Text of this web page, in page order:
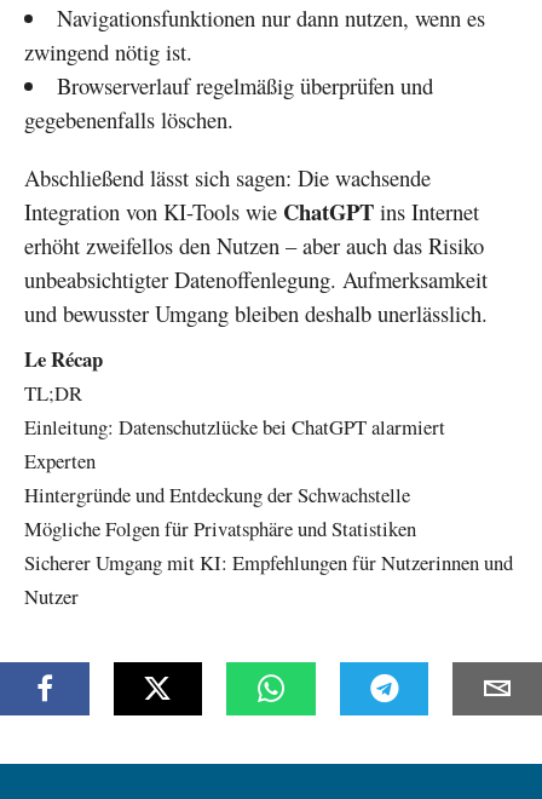
Navigationsfunktionen nur dann nutzen, wenn es
zwingend nötig ist.
Browserverlauf regelmäßig überprüfen und
gegebenenfalls löschen.
Abschließend lässt sich sagen: Die wachsende
Integration von KI-Tools wie ChatGPT ins Internet
erhöht zweifellos den Nutzen – aber auch das Risiko
unbeabsichtigter Datenoffenlegung. Aufmerksamkeit
und bewusster Umgang bleiben deshalb unerlässlich.
Le Récap
TL;DR
Einleitung: Datenschutzlücke bei ChatGPT alarmiert
Experten
Hintergründe und Entdeckung der Schwachstelle
Mögliche Folgen für Privatsphäre und Statistiken
Sicherer Umgang mit KI: Empfehlungen für Nutzerinnen und
Nutzer